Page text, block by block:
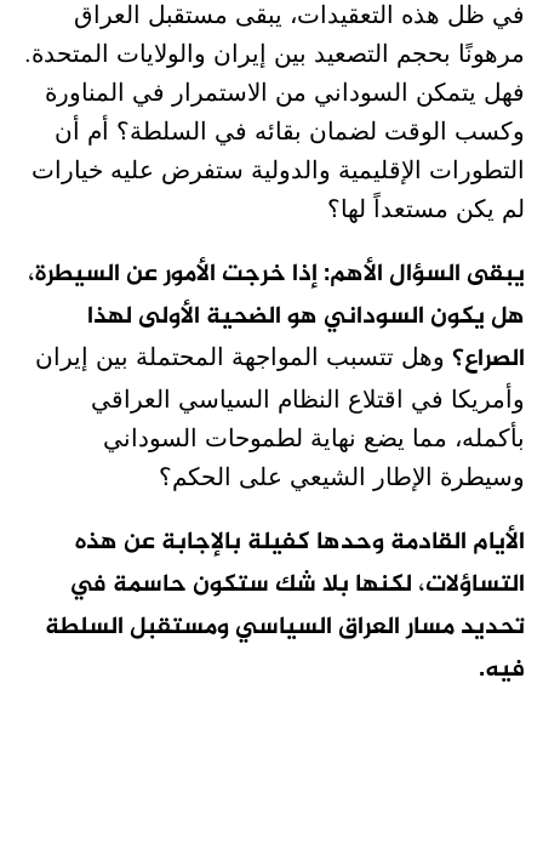
في ظل هذه التعقيدات، يبقى مستقبل العراق
مرهونًا بحجم التصعيد بين إيران والولايات المتحدة.
فهل يتمكن السوداني من الاستمرار في المناورة
وكسب الوقت لضمان بقائه في السلطة؟ أم أن
التطورات الإقليمية والدولية ستفرض عليه خيارات
لم يكن مستعداً لها؟
يبقى السؤال الأهم: إذا خرجت الأمور عن السيطرة،
هل يكون السوداني هو الضحية الأولى لهذا
الصراع؟ وهل تتسبب المواجهة المحتملة بين إيران
وأمريكا في اقتلاع النظام السياسي العراقي
بأكمله، مما يضع نهاية لطموحات السوداني
وسيطرة الإطار الشيعي على الحكم؟
الأيام القادمة وحدها كفيلة بالإجابة عن هذه
التساؤلات، لكنها بلا شك ستكون حاسمة في
تحديد مسار العراق السياسي ومستقبل السلطة
فيه.